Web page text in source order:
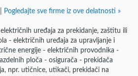
Pogledajte sve firme iz ove delatnosti »
uređaja za prekidanje, zaštitu ili
- električnih uređaja za upravljanje i
energije - električnih provodnika -
ploča - osigurača - prekidača
npr. utičnice, utikači, prekidači na